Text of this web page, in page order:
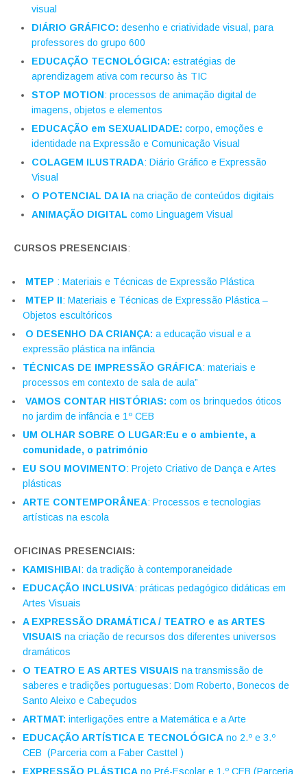
visual
DIÁRIO GRÁFICO: desenho e criatividade visual, para
professores do grupo 600
EDUCAÇÃO TECNOLÓGICA: estratégias de
aprendizagem ativa com recurso às TIC
STOP MOTION: processos de animação digital de
imagens, objetos e elementos
EDUCAÇÃO em SEXUALIDADE: corpo, emoções e
identidade na Expressão e Comunicação Visual
COLAGEM ILUSTRADA: Diário Gráfico e Expressão
Visual
O POTENCIAL DA IA na criação de conteúdos digitais
ANIMAÇÃO DIGITAL como Linguagem Visual
CURSOS PRESENCIAIS:
MTEP : Materiais e Técnicas de Expressão Plástica
MTEP II: Materiais e Técnicas de Expressão Plástica –
Objetos escultóricos
O DESENHO DA CRIANÇA: a educação visual e a
expressão plástica na infância
TÉCNICAS DE IMPRESSÃO GRÁFICA: materiais e
processos em contexto de sala de aula”
VAMOS CONTAR HISTÓRIAS: com os brinquedos óticos
no jardim de infância e 1º CEB
UM OLHAR SOBRE O LUGAR:Eu e o ambiente, a
comunidade, o património
EU SOU MOVIMENTO: Projeto Criativo de Dança e Artes
plásticas
ARTE CONTEMPORÂNEA: Processos e tecnologias
artísticas na escola
OFICINAS PRESENCIAIS:
KAMISHIBAI: da tradição à contemporaneidade
EDUCAÇÃO INCLUSIVA: práticas pedagógico didáticas em
Artes Visuais
A EXPRESSÃO DRAMÁTICA / TEATRO e as ARTES
VISUAIS na criação de recursos dos diferentes universos
dramáticos
O TEATRO E AS ARTES VISUAIS na transmissão de
saberes e tradições portuguesas: Dom Roberto, Bonecos de
Santo Aleixo e Cabeçudos
ARTMAT: interligações entre a Matemática e a Arte
EDUCAÇÃO ARTÍSTICA E TECNOLÓGICA no 2.º e 3.º
CEB (Parceria com a Faber Casttel )
EXPRESSÃO PLÁSTICA no Pré-Escolar e 1.º CEB (Parceria